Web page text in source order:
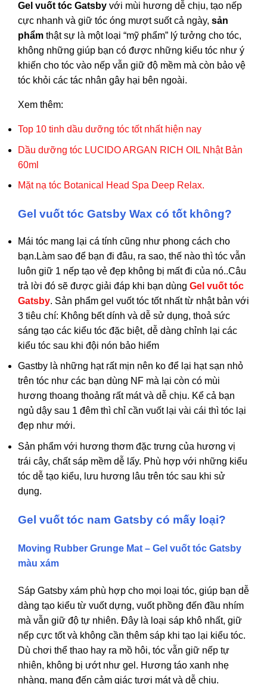
nhiều
biến
Các
chọn
thể
được
chọn
trang
sản
Gel vuốt tóc Gatsby với mùi hương dễ chịu, tạo nếp
cực nhanh và giữ tóc óng mượt suốt cả ngày, sản
phẩm thật sự là một loại “mỹ phẩm” lý tưởng cho tóc,
không những giúp bạn có được những kiểu tóc như ý
khiến cho tóc vào nếp vẫn giữ độ mềm mà còn bảo vệ
tóc khỏi các tác nhân gây hại bên ngoài.
Xem thêm:
Top 10 tinh dầu dưỡng tóc tốt nhất hiện nay
Dầu dưỡng tóc LUCIDO ARGAN RICH OIL Nhật Bản
60ml
Mặt nạ tóc Botanical Head Spa Deep Relax.
Gel vuốt tóc Gatsby Wax có tốt không?
Mái tóc mang lại cá tính cũng như phong cách cho
bạn.Làm sao để bạn đi đâu, ra sao, thế nào thì tóc vẫn
luôn giữ 1 nếp tạo vẻ đẹp không bị mất đi của nó..Câu
trả lời đó sẽ được giải đáp khi bạn dùng Gel vuốt tóc
Gatsby. Sản phẩm gel vuốt tóc tốt nhất từ nhật bản với
3 tiêu chí: Không bết dính và dễ sử dụng, thoả sức
sáng tạo các kiểu tóc đặc biệt, dễ dàng chỉnh lại các
kiểu tóc sau khi đội nón bảo hiểm
Gastby là những hạt rất mịn nên ko để lại hạt sạn nhỏ
trên tóc như các bạn dùng NF mà lại còn có mùi
hương thoang thoảng rất mát và dễ chịu. Kể cả bạn
ngủ dậy sau 1 đêm thì chỉ cần vuốt lại vài cái thì tóc lại
đẹp như mới.
Sản phẩm với hương thơm đặc trưng của hương vị
trái cây, chất sáp mềm dễ lấy. Phù hợp với những kiểu
tóc dễ tạo kiểu, lưu hương lâu trên tóc sau khi sử
dụng.
Gel vuốt tóc nam Gatsby có mấy loại?
Moving Rubber Grunge Mat – Gel vuốt tóc Gatsby
màu xám
Sáp Gatsby xám phù hợp cho mọi loại tóc, giúp bạn dễ
dàng tạo kiểu từ vuốt dựng, vuốt phồng đến đầu nhím
mà vẫn giữ độ tự nhiên. Đây là loại sáp khô nhất, giữ
nếp cực tốt và không cần thêm sáp khi tạo lại kiểu tóc.
Dù chơi thể thao hay ra mồ hôi, tóc vẫn giữ nếp tự
nhiên, không bị ướt như gel. Hương táo xanh nhẹ
nhàng, mang đến cảm giác tươi mát và dễ chịu.